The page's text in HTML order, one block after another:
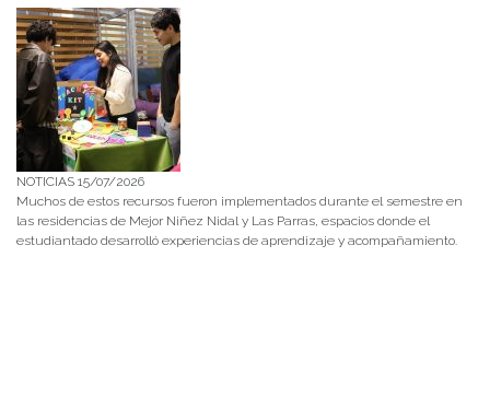
NOTICIAS 15/07/2026
Muchos de estos recursos fueron implementados durante el semestre en
las residencias de Mejor Niñez Nidal y Las Parras, espacios donde el
estudiantado desarrolló experiencias de aprendizaje y acompañamiento.